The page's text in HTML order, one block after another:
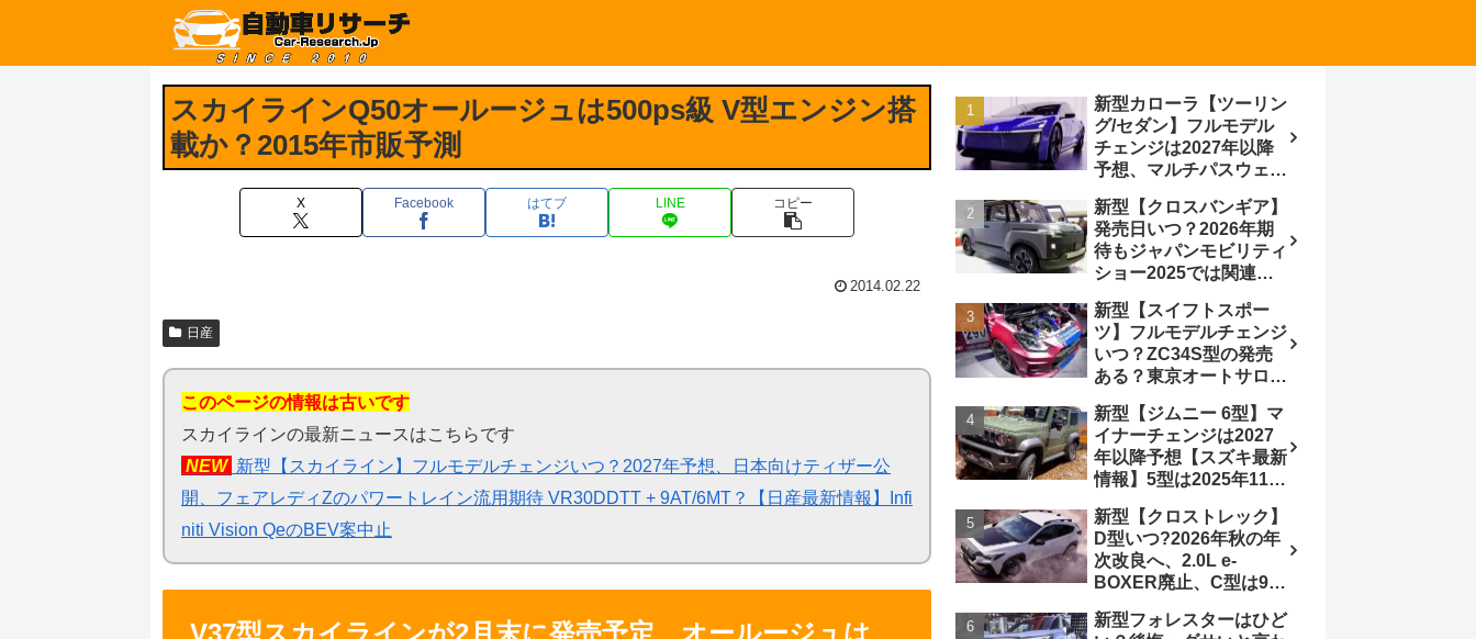
スカイラインQ50オールージュは500ps級 V型エンジン搭
載か？2015年市販予測
X Facebook はてブ LINE コピー
2014.02.22
日産
このページの情報は古いです
スカイラインの最新ニュースはこちらです
NEW 新型【スカイライン】フルモデルチェンジいつ？2027年予想、日本向けティザー公
開、フェアレディZのパワートレイン流用期待 VR30DDTT + 9AT/6MT？【日産最新情報】Infi
niti Vision QeのBEV案中止
V37型スカイラインが2月末に発売予定、オールージュは
新型カローラ【ツーリン
グ/セダン】フルモデル
チェンジは2027年以降
予想、マルチパスウェイ
BEVからの派生で新開発
小型エンジン搭載の
HEV/PHEV、ギガキャ
ストの採用は無しか【ト
ヨタ最新情報】60周年記
念車発売
新型【クロスバンギア】
発売日いつ？2026年期
待もジャパンモビリティ
ショー2025では関連モ
最新情報】ベース車ノ
ア/ヴォクシーの台湾生
産開始に注目、「ギア」
のほか「コア」と「ツー
ル」、デリカD:5対抗の
クロスオーバーSUVミニ
バン
新型【スイフトスポー
ツ】フルモデルチェンジ
いつ？ZC34S型の発売
ある？東京オートサロン
エロー レヴはスイスポ
コンセプトか？ハイブリ
ッド化/重量増/価格アッ
プが争点【スズキ最新情
報】特別仕様車
「ZC33S Final
Edition」終了
新型【ジムニー 6型】マ
イナーチェンジは2027
年以降予想【スズキ最新
情報】5型は2025年11月
ACC・スズキコネクト
採用
新型【クロストレック】
D型いつ?2026年秋の年
次改良へ、2.0L e-
BOXER廃止、C型は9月
ーボ採用予想【スバル最
新型フォレスターはひど